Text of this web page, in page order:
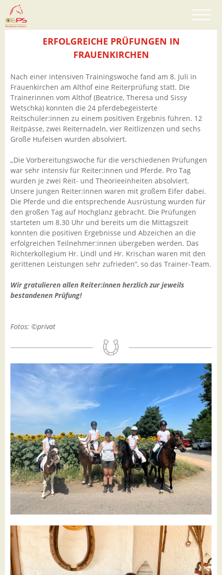
ERFOLGREICHE PRÜFUNGEN IN
FRAUENKIRCHEN
Nach einer intensiven Trainingswoche fand am 8. Juli in
Frauenkirchen am Althof eine Reiterprüfung statt. Die
Trainerinnen vom Althof (Beatrice, Theresa und Sissy
Wetschka) konnten die 24 pferdebegeisterte
Reitschüler:innen zu einem positiven Ergebnis führen. 12
Reitpässe, zwei Reiternadeln, vier Reitlizenzen und sechs
Große Hufeisen wurden absolviert.
„Die Vorbereitungswoche für die verschiedenen Prüfungen
war sehr intensiv für Reiter:innen und Pferde. Pro Tag
wurden je zwei Reit- und Theorieeinheiten absolviert.
Unsere jungen Reiter:innen waren mit großem Eifer dabei.
Die Pferde und die entsprechende Ausrüstung wurden für
den großen Tag auf Hochglanz gebracht. Die Prüfungen
starteten um 8.30 Uhr und bereits um die Mittagszeit
konnten die positiven Ergebnisse und Abzeichen an die
erfolgreichen Teilnehmer:innen übergeben werden. Das
Richterkollegium Hr. Lindl und Hr. Krischan waren mit den
gerittenen Leistungen sehr zufrieden“, so das Trainer-Team.
Wir gratulieren allen Reiter:innen herzlich zur jeweils
bestandenen Prüfung!
Fotos: ©privat